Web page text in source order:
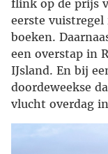
flink op de prijs
eerste
boeken.
een overstap in
IJsland. En bij
doordeweekse
vlucht overdag